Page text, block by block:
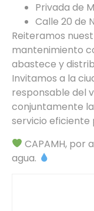
Privada de
Calle 20 de
Reiteramos
mantenimiento
abastece y
Invitamos a la
responsable del
conjuntamente
servicio eficiente
CAPAMH, por
agua.